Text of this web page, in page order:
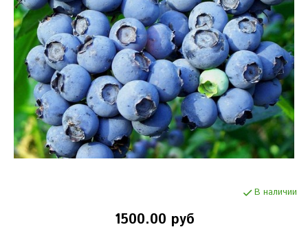
В наличии
1500.00 руб